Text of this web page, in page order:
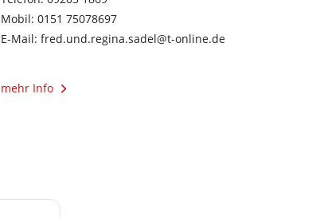
Mobil: 0151 75078697
E-Mail: fred.und.regina.sadel@t-online.de
mehr Info